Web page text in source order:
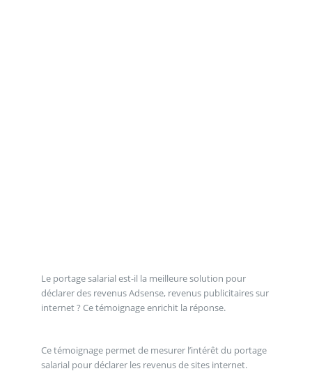
Le portage salarial est-il la meilleure solution pour
déclarer des revenus Adsense, revenus publicitaires sur
internet ? Ce témoignage enrichit la réponse.
Ce témoignage permet de mesurer l’intérêt du portage
salarial pour déclarer les revenus de sites internet.